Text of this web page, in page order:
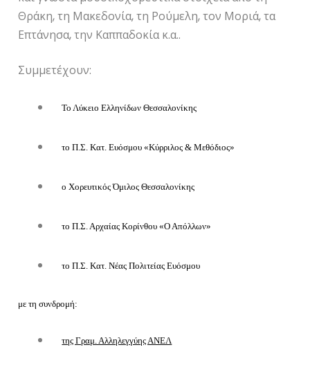
Θράκη, τη Μακεδονία, τη Ρούμελη, τον Μοριά, τα
Επτάνησα, την Καππαδοκία κ.α..
Συμμετέχουν:
Το Λύκειο Ελληνίδων Θεσσαλονίκης
το Π.Σ. Κατ. Ευόσμου «Κύρριλος & Μεθόδιος»
ο Χορευτικός Όμιλος Θεσσαλονίκης
το Π.Σ. Αρχαίας Κορίνθου «Ο Απόλλων»
το Π.Σ. Κατ. Νέας Πολιτείας Ευόσμου
με τη συνδρομή:
της Γραμ. Αλληλεγγύης ΑΝΕΛ